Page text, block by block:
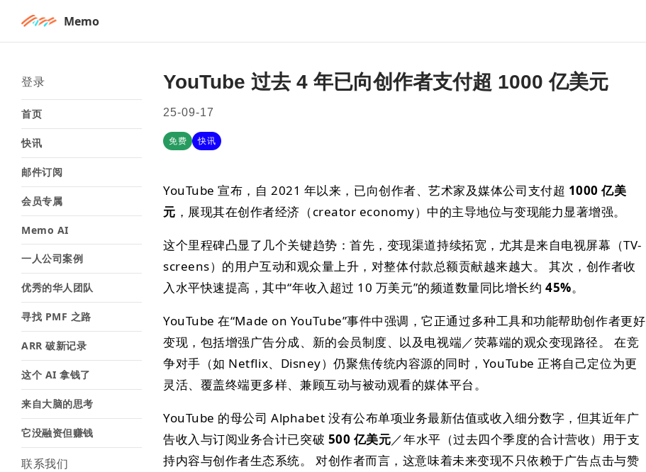
Memo
登录
首页
快讯
邮件订阅
会员专属
Memo AI
一人公司案例
优秀的华人团队
寻找 PMF 之路
ARR 破新记录
这个 AI 拿钱了
来自大脑的思考
它没融资但赚钱
联系我们
YouTube 过去 4 年已向创作者支付超 1000 亿美元
25-09-17
免费 快讯
YouTube 宣布，自 2021 年以来，已向创作者、艺术家及媒体公司支付超 1000 亿美
元 ，展现其在创作者经济（creator economy）中的主导地位与变现能力显著增强。
这个里程碑凸显了几个关键趋势：首先，变现渠道持续拓宽，尤其是来自电视屏幕（TV-
screens）的用户互动和观众量上升，对整体付款总额贡献越来越大。 其次，创作者收
入水平快速提高，其中“年收入超过 10 万美元”的频道数量同比增长约45%。
YouTube 在“Made on YouTube”事件中强调，它正通过多种工具和功能帮助创作者更好
变现，包括增强广告分成、新的会员制度、以及电视端／荧幕端的观众变现路径。 在竞
争对手（如 Netflix、Disney）仍聚焦传统内容源的同时，YouTube 正将自己定位为更
灵活、覆盖终端更多样、兼顾互动与被动观看的媒体平台。
YouTube 的母公司 Alphabet 没有公布单项业务最新估值或收入细分数字，但其近年广
告收入与订阅业务合计已突破 500 亿美元／年水平（过去四个季度的合计营收）用于支
持内容与创作者生态系统。 对创作者而言，这意味着未来变现不只依赖于广告点击与赞